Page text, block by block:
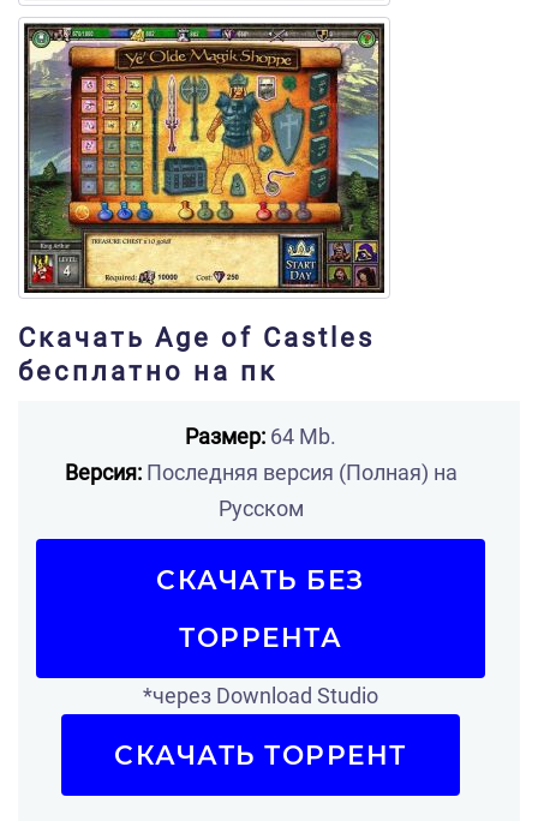
Скачать Age of Castles
бесплатно на пк
Размер: 64 Mb.
Версия:Последняя версия (Полная) на
Русском
СКАЧАТЬ БЕЗ
ТОРРЕНТА
*через Download Studio
СКАЧАТЬ ТОРРЕНТ